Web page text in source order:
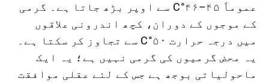
عموماً ۴۵–۴۶°C سے اوپر بڑھ جاتا ہے۔ گرمی
کے موجوں کے دوران، کچھ اندرونی علاقوں
میں درجہ حرارت ۵۰°C سے تجاوز کر سکتا ہے۔
یہ محض گرمیوں کی گرمی نہیں ہے؛ یہ ایک
ماحولیاتی بوجھ ہے جس کے لئے عقلی موافقت